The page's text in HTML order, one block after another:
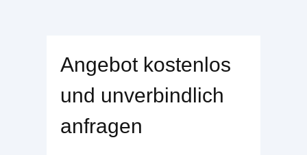
Angebot kostenlos
und unverbindlich
anfragen